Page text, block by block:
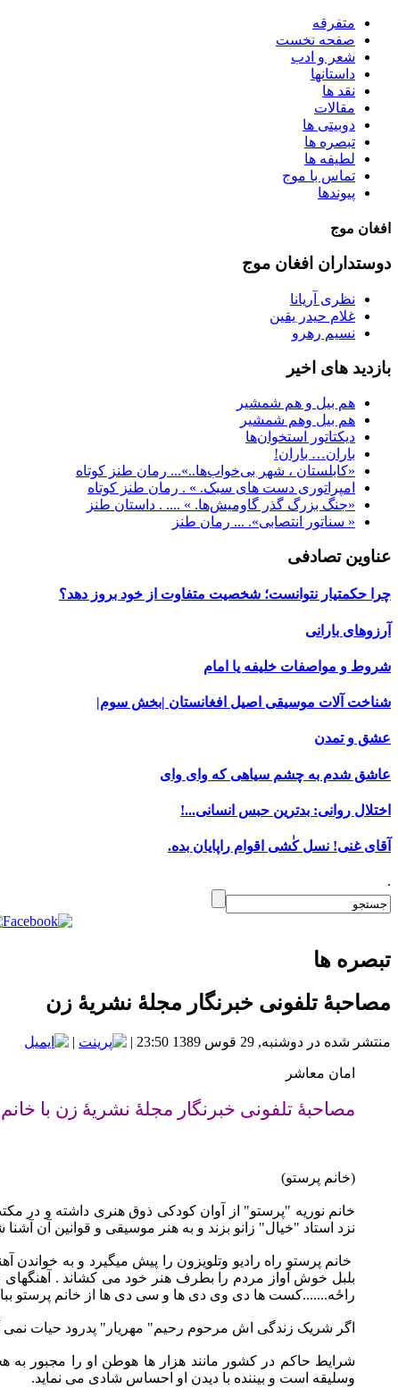
متفرقه
صفحه نخست
شعر و ادب
داستانها
نقد ها
مقالات
دوبیتی ها
تبصره ها
لطیفه ها
تماس با موج
پیوندها
افغان موج
دوستداران افغان موج
نظری آریانا
غلام حیدر یقین
نسیم رهرو
بازدید های اخیر
هم بیل‌ و هم شمشیر
هم‌ بیل‌ وهم‌ شمشیر
دیکتاتور استخوان‌ها
باران… باران!
«کابلستان ، شهر بی‌خواب‌ها..»... رمان طنز کوتاه
امپراتوری دست های سبک. » . رمان طنز کوتاه
«جنگ بزرگ گذر گاومیش‌ها. » .... . داستان طنز
« سناتور انتصابی». ... رمان طنز
عناوین تصادفی
چرا حکمتیار نتوانست؛ شخصیت متفاوت از خود بروز دهد؟
آرزوهای بارانی
شروط و مواصفات خلیفه یا امام
شناخت آلات موسیقی اصیل افغانستان |بخش سوم|
عشق و تمدن
عاشق شدم به چشم سیاهی که وای وای
اختلال روانی: بدترین حبس انسانی...!
آقای غنی! نسل کٰشی اقوام راپایان بده.
.
تبصره ها
مصاحبۀ تلفونی خبرنگار مجلۀ نشریۀ زن
منتشر شده در دوشنبه, 29 قوس 1389 23:50 |
|
امان معاشر
مصاحبۀ تلفونی خبرنگار مجلۀ نشریۀ زن با
(خانم پرستو)
خانم نوریه "پرستو" از آوان کودکی ذوق هنری داشته و در
نزد استاد "خیال" زانو بزند و به هنر موسیقی و قوانین آن
خانم پرستو راه رادیو وتلویزون را پیش میگیرد و به
بلبل خوش آواز مردم را بطرف هنر خود می کشاند . آهنگهای را
راځه.......کست ها دی وی دی ها و سی دی ها از خانم پرستو
اگر شریک زندگی اش مرحوم رحیم" مهریار" پدرود حیات نمی
وسلیقه است و بیننده با دیدن او احساس شادی می نماید.